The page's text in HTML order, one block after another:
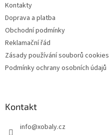
Kontakty
Doprava a platba
Obchodní podmínky
Reklamační řád
Zásady používání souborů cookies
Podmínky ochrany osobních údajů
Kontakt
info@xobaly.cz